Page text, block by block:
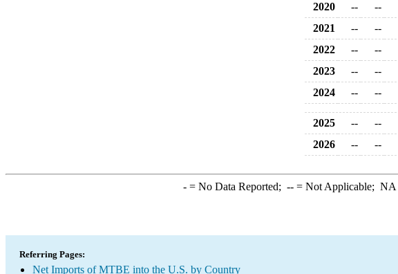
2020 -- --
2021
-- --
2022
-- --
2023
-- --
2024
-- --
2025 -- --
2026
-- --
-= No Data Reported; --= Not Applicable; NA
Referring Pages:
Net Imports of MTBE into the U.S. by Country